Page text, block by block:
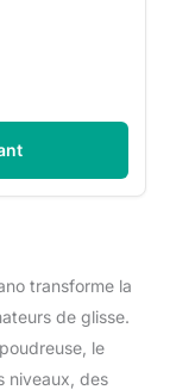
transforme la
de glisse.
le
niveaux, des